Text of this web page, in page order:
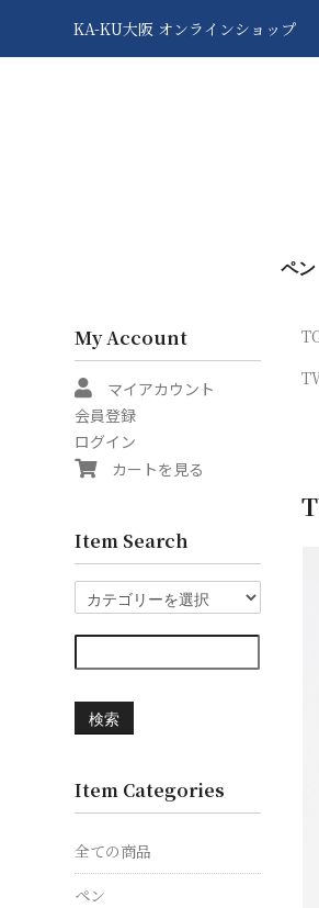
KA-KU大阪 オンラインショップ
ペン
My Account
マイアカウント
会員登録
ログイン
カートを見る
Item Search
検索
Item Categories
全ての商品
ペン